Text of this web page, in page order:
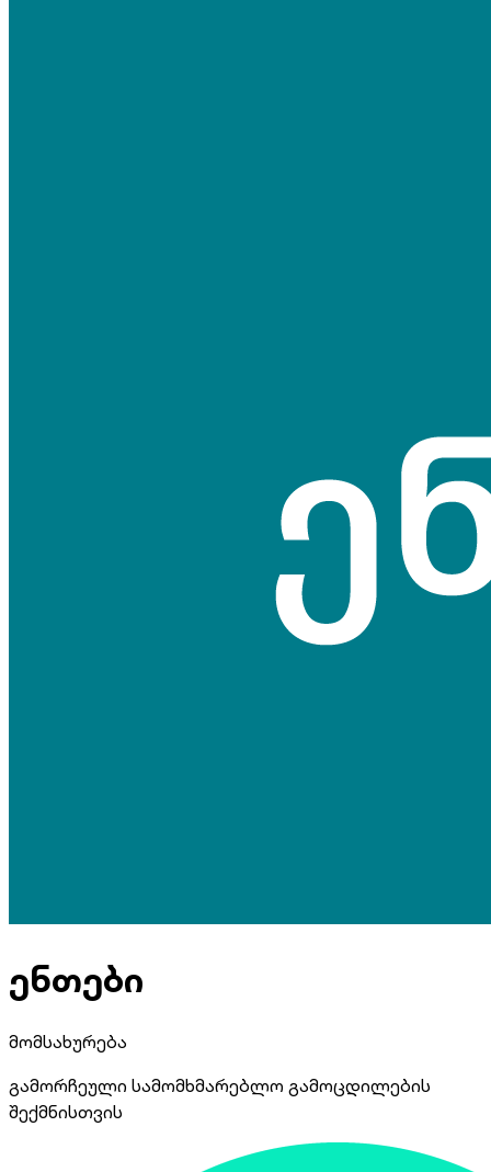
ენთები
მომსახურება
გამორჩეული სამომხმარებლო გამოცდილების
შექმნისთვის